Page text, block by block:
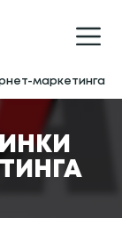
маркетинга